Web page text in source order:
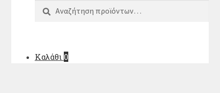
Αναζήτηση
Αναζήτηση
Καλάθι 0